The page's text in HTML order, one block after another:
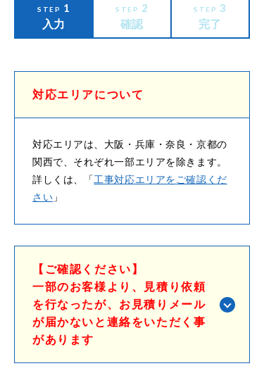
STEP 1
入力
STEP 2
確認
STEP 3
完了
対応エリアについて
対応エリアは、大阪・兵庫・奈良・京都の
関西で、それぞれ一部エリアを除きます。
詳しくは、「工事対応エリアをご確認くだ
さい 」
【ご確認ください】
一部のお客様より、見積り依頼
を行なったが、お見積りメール
が届かないと連絡をいただく事
があります